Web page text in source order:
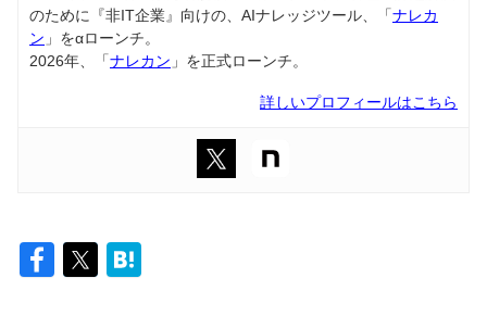
のために『非IT企業』向けの、AIナレッジツール、「ナレカ
ン 」をαローンチ。
2026年、「ナレカン 」を正式ローンチ。
詳しいプロフィールはこちら